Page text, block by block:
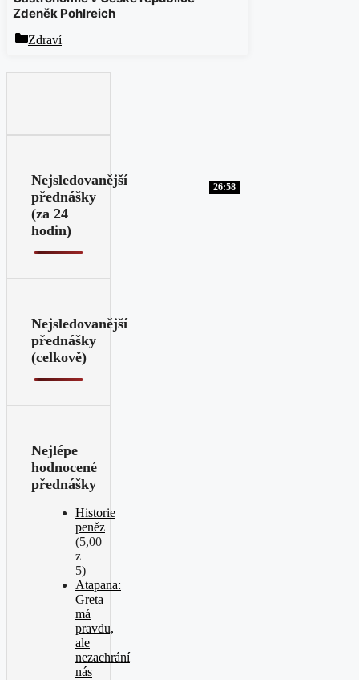
26:58
Zdeněk Pohlreich
Rubriky
Zdraví
Nejsledovanější
přednášky
(za 24
hodin)
Nejsledovanější
přednášky
(celkově)
Nejlépe
hodnocené
přednášky
Historie
peněz
(5,00
z
5)
Atapana:
Greta
má
pravdu,
ale
nezachrání
nás